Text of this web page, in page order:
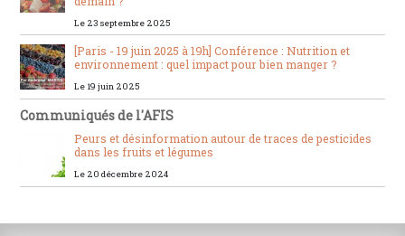
Le 23 septembre 2025
[Paris - 19 juin 2025 à 19h] Conférence : Nutrition et
environnement : quel impact pour bien manger ?
Le 19 juin 2025
Communiqués de l'AFIS
Peurs et désinformation autour de traces de pesticides
dans les fruits et légumes
Le 20 décembre 2024